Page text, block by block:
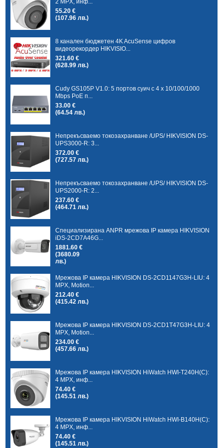
2 MPX, инф...
55.20 €
(107.96 лв.)
8 канален бюджетен 4K AcuSense цифров
видеорекордер HIKVISIO...
321.60 €
(628.99 лв.)
Cudy GS105P V1.0: 5 портов суич с 4 x 10/100/1000
Mbps PoE п...
33.00 €
(64.54 лв.)
Непрекъсваемо токозахранване /UPS/ HIKVISION DS-
UPS3000-R: 3...
372.00 €
(727.57 лв.)
Непрекъсваемо токозахранване /UPS/ HIKVISION DS-
UPS2000-R: 2...
237.60 €
(464.71 лв.)
Специализирана ANPR мрежова IP камера HIKVISION
iDS-2CD7A46G...
1881.60 €
(3680.09
лв.)
Мрежова IP камера HIKVISION DS-2CD1147G3H-LIU: 4
MPX, Motion...
212.40 €
(415.42 лв.)
Мрежова IP камера HIKVISION DS-2CD1T47G3H-LIU: 4
MPX, Motion...
234.00 €
(457.66 лв.)
Мрежова IP камера HIKVISION HiWatch HWI-T240H(C):
4 MPX, инф...
74.40 €
(145.51 лв.)
Мрежова IP камера HIKVISION HiWatch HWI-B140H(C):
4 MPX, инф...
74.40 €
(145.51 лв.)